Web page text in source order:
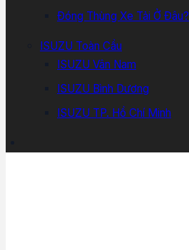
Đóng Thùng Xe Tải Ở Đâu?
ISUZU Toàn Cầu
ISUZU Vân Nam
ISUZU Bình Dương
ISUZU TP. Hồ Chí Minh